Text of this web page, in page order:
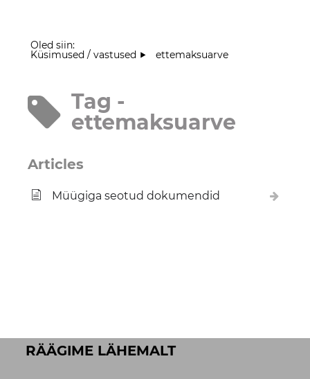
Oled siin:
Küsimused / vastused ettemaksuarve
Tag -
ettemaksuarve
Articles
Müügiga seotud dokumendid
RÄÄGIME LÄHEMALT